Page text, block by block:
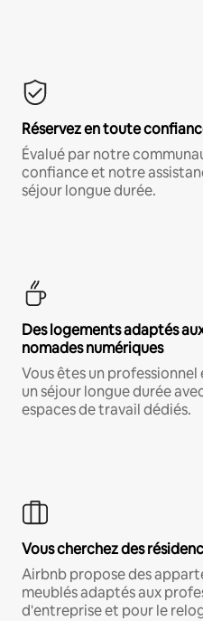
Réservez en toute
Évalué par notre
confiance et notre
séjour longue durée.
Des logements adaptés
nomades numériques
Vous êtes un
un séjour longue durée
espaces de travail dédiés.
Vous cherchez des
Airbnb propose des
meublés adaptés aux
d'entreprise et pour le